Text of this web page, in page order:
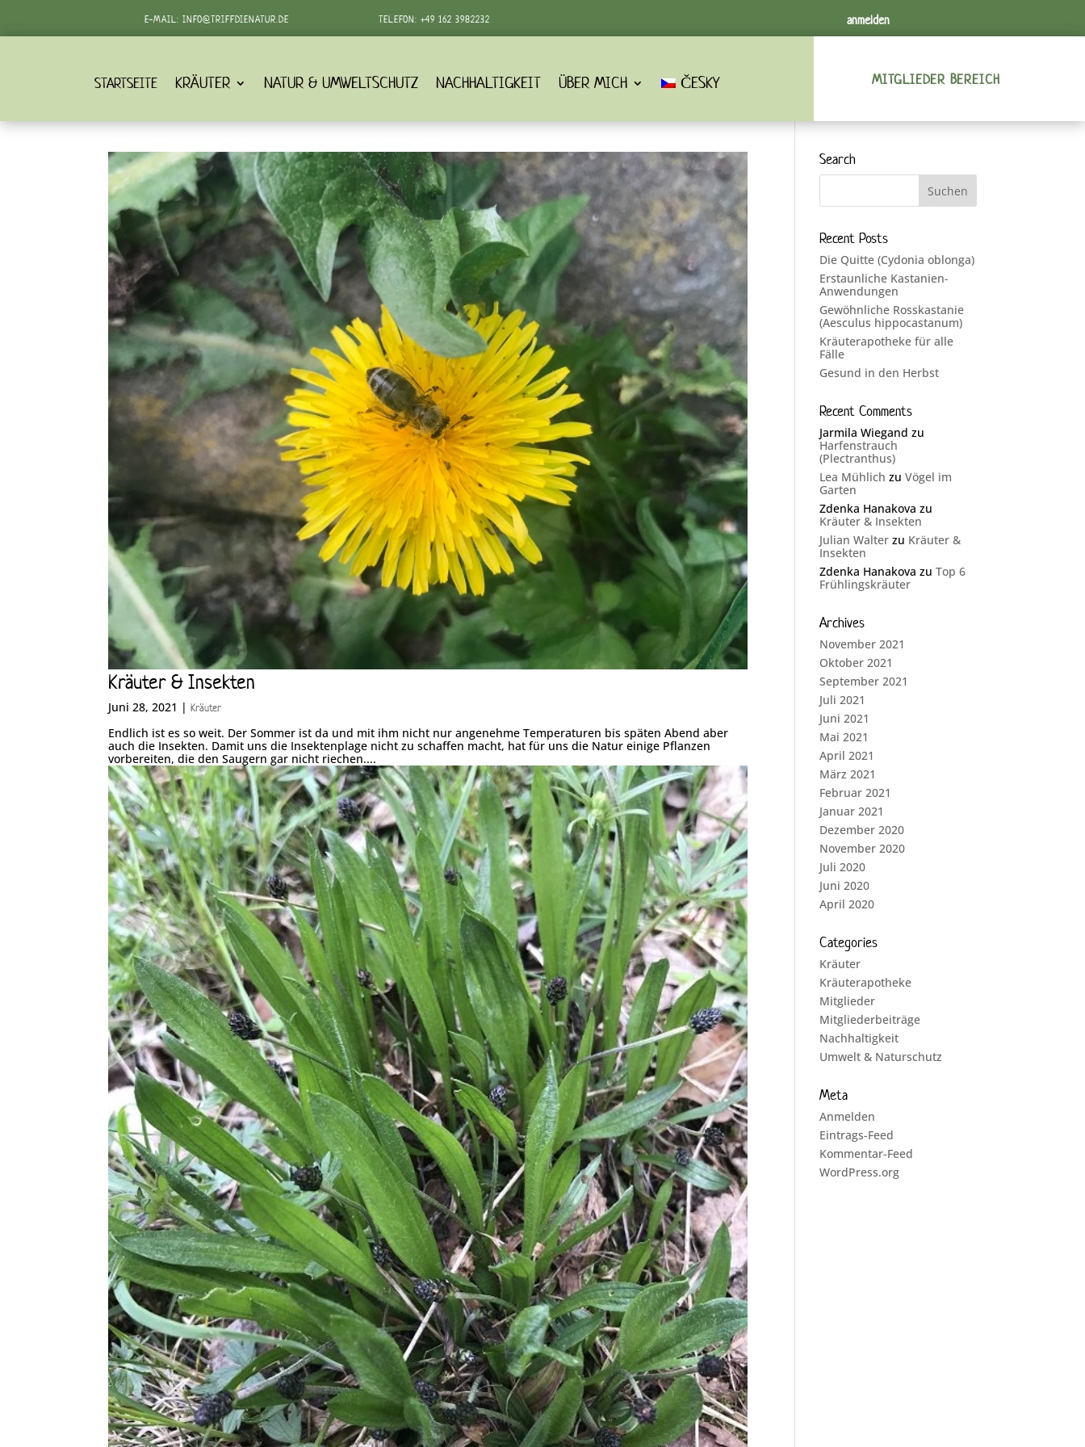
E-MAIL:INFO@TRIFFDIENATUR.DE TELEFON: +49 162 3982232‬ anmelden
STARTSEITE KRÄUTER NATUR & UMWELTSCHUTZ NACHHALTIGKEIT ÜBER MICH ČESKY MITGLIEDER BEREICH
Kräuter & Insekten
Juni 28, 2021 |Kräuter
Endlich ist es so weit. Der Sommer ist da und mit ihm nicht nur angenehme Temperaturen bis späten Abend aber
auch die Insekten. Damit uns die Insektenplage nicht zu schaffen macht, hat für uns die Natur einige Pflanzen
vorbereiten, die den Saugern gar nicht riechen....
Search
Recent Posts
Die Quitte (Cydonia oblonga)
Erstaunliche Kastanien-
Anwendungen
Gewöhnliche Rosskastanie
(Aesculus hippocastanum)
Kräuterapotheke für alle
Fälle
Gesund in den Herbst
Recent Comments
Jarmila Wiegand zu
Harfenstrauch
(Plectranthus)
Lea Mühlich zuVögel im
Garten
Zdenka Hanakova zu
Kräuter & Insekten
Julian Walter zu Kräuter &
Insekten
Zdenka Hanakova zuTop 6
Frühlingskräuter
Archives
November 2021
Oktober 2021
September 2021
Juli 2021
Juni 2021
Mai 2021
April 2021
März 2021
Februar 2021
Januar 2021
Dezember 2020
November 2020
Juli 2020
Juni 2020
April 2020
Categories
Kräuter
Kräuterapotheke
Mitglieder
Mitgliederbeiträge
Nachhaltigkeit
Umwelt & Naturschutz
Meta
Anmelden
Eintrags-Feed
Kommentar-Feed
WordPress.org